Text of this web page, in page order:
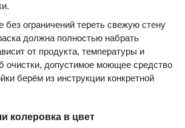
без ограничений тереть свежую стену
должна полностью набрать
от продукта, температуры и
очистки, допустимое моющее средство
берём из инструкции конкретной
колеровка в цвет